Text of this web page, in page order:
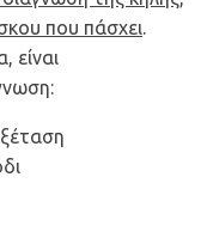
που πάσχει.